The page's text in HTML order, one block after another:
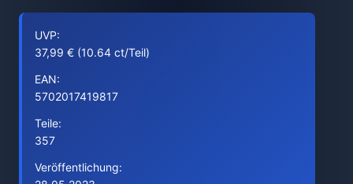
UVP:
37,99 € (10.64 ct/Teil)
EAN:
5702017419817
Teile:
357
Veröffentlichung: